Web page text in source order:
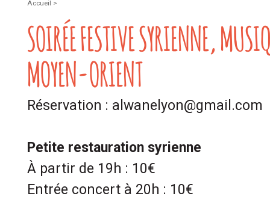
Accueil >
SOIRÉE FESTIVE SYRIENNE,
MOYEN-ORIENT
Réservation : alwanelyon@gmail.com
Petite restauration syrienne
À partir de 19h : 10€
Entrée concert à 20h : 10€